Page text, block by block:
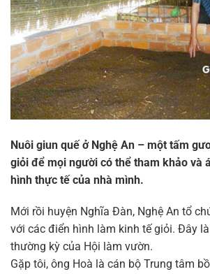
Nuôi giun quế ở Nghệ An – một tấm
giỏi để mọi người có thể tham khảo và
hình thực tế của nhà mình.
Mới rồi huyện Nghĩa Đàn, Nghệ An tổ
với các điển hình làm kinh tế giỏi. Đây
thường kỳ của Hội làm vườn.
Gặp tôi, ông Hoà là cán bộ Trung tâm